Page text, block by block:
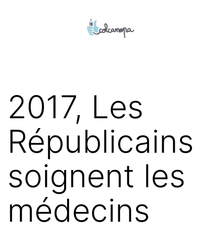
2017, Les
Républicains
soignent les
médecins